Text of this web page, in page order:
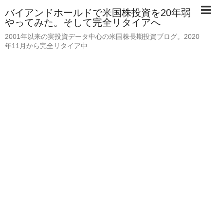
バイアンドホールドで米国株投資を20年弱
やってみた。そして完全リタイアへ
2001年以来の実投資データ中心の米国株長期投資ブログ。2020
年11月から完全リタイア中